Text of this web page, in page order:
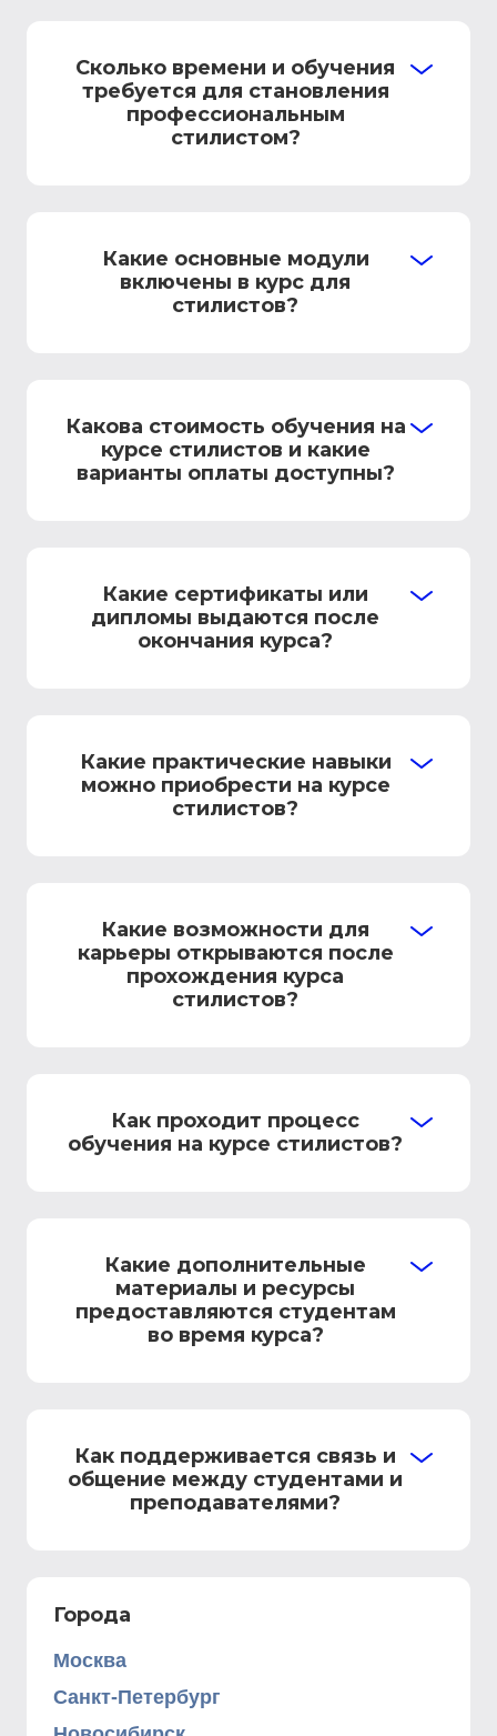
Сколько времени и обучения
требуется для становления
профессиональным
стилистом?
Какие основные модули
включены в курс для
стилистов?
Какова стоимость обучения на
курсе стилистов и какие
варианты оплаты доступны?
Какие сертификаты или
дипломы выдаются после
окончания курса?
Какие практические навыки
можно приобрести на курсе
стилистов?
Какие возможности для
карьеры открываются после
прохождения курса
стилистов?
Как проходит процесс
обучения на курсе стилистов?
Какие дополнительные
материалы и ресурсы
предоставляются студентам
во время курса?
Как поддерживается связь и
общение между студентами и
преподавателями?
Города
Москва
Санкт-Петербург